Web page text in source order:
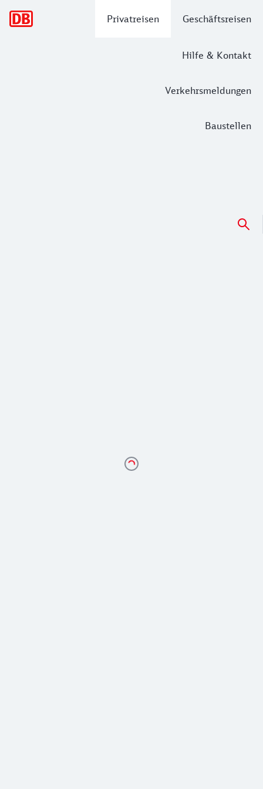
Privatreisen Geschäftsreisen
Hilfe & Kontakt
Verkehrsmeldungen
Baustellen